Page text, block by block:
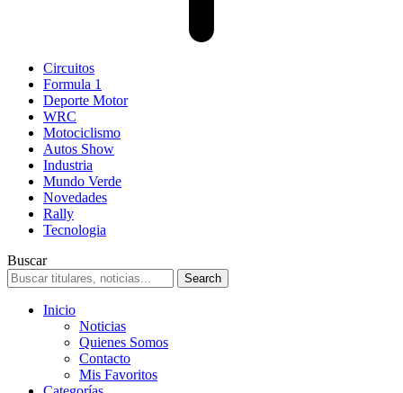
Circuitos
Formula 1
Deporte Motor
WRC
Motociclismo
Autos Show
Industria
Mundo Verde
Novedades
Rally
Tecnologia
Buscar
Inicio
Noticias
Quienes Somos
Contacto
Mis Favoritos